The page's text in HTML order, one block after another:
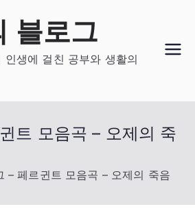
블로그
인생에 걸친 공부와 생활의
트 모음곡 – 오제의 죽
– 페르귄트 모음곡 – 오제의 죽음